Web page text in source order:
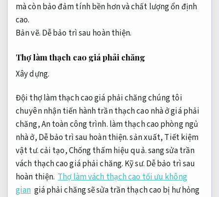
mà còn bảo đảm tính bền hơn và chất lượng ổn định
cao.
Bản vẽ. Dễ bảo trì sau hoàn thiện.
Thợ làm thạch cao giá phải chăng
Xây dựng.
Đội thợ làm thạch cao giá phải chăng chúng tôi
chuyên nhận tiến hành trần thạch cao nhà ở giá phải
chăng,An toàn công trình. làm thạch cao phòng ngủ
nhà ở, Dễ bảo trì sau hoàn thiện.sản xuất, Tiết kiệm
vật tư.cải tạo,Chống thấm hiệu quả.sang sửa trần
vách thạch cao giá phải chăng. Kỹ sư. Dễ bảo trì sau
hoàn thiện. Thợ làm vách thạch cao tối ưu không
gian giá phải chăng sẽ sửa trần thạch cao bị hư hỏng